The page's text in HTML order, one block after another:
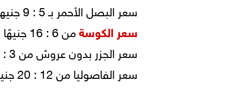
سعر البصل الأحمر بـ 5 : 9 جنيهات للكيلو ( شوال).
سعر الكوسةمن 6 : 16 جنيهًا (قفص).
سعر الجزر بدون عروش من 3 : 5 جنيهات.
سعر الفاصوليا من 12 : 20 جنيهاً للكيلو ( شوال-تكنة بلاستيك).